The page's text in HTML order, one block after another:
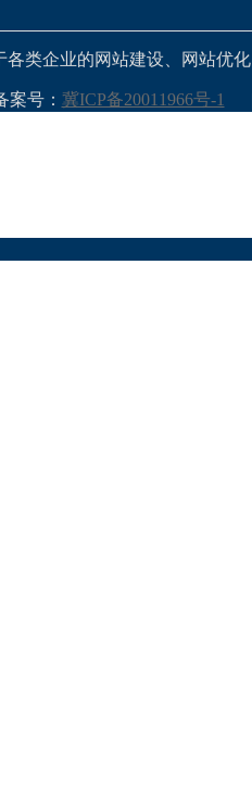
类企业的网站建设、网站优
案号： 冀ICP备20011966号-1